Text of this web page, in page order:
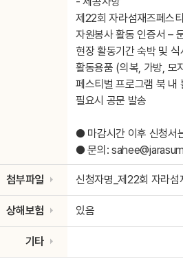
제22회 자라섬재즈페스
자원봉사 활동 인증서 –
현장 활동기간 숙박 및 식
활동용품 (의복, 가방, 모
페스티벌 프로그램 북 내
필요시 공문 발송
● 마감시간 이후 신청서
● 문의:
첨부파일 신청자명_제22회 자라
상해보험 있음
기타